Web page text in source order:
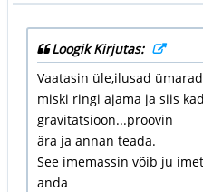
Loogik Kirjutas:
Vaatasin üle,ilusad
miski ringi ajama ja siis
gravitatsioon...proovin
ära ja annan teada.
See imemassin võib ju
anda